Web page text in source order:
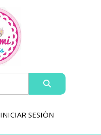
INICIAR SESIÓN